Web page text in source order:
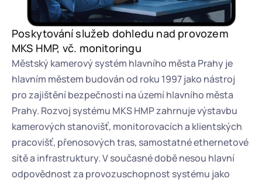
Poskytování služeb dohledu nad provozem
MKS HMP, vč. monitoringu
Městský kamerový systém hlavního města Prahy je
hlavním městem budován od roku 1997 jako nástroj
pro zajištění bezpečnosti na území hlavního města
Prahy. Rozvoj systému MKS HMP zahrnuje výstavbu
kamerových stanovišť, monitorovacích a klientských
pracovišť, přenosových tras, samostatné ethernetové
sítě a infrastruktury. V současné době nesou hlavní
odpovědnost za provozuschopnost systému jako